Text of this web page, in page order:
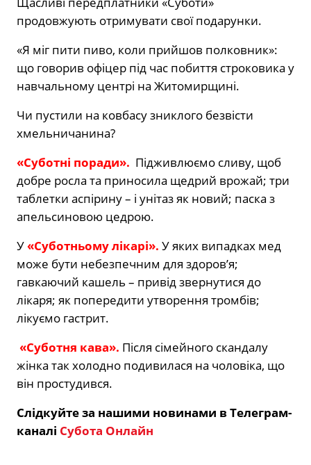
продовжують отримувати свої подарунки.
«Я міг пити пиво, коли прийшов полковник»:
що говорив офіцер під час побиття строковика у
навчальному центрі на Житомирщині.
Чи пустили на ковбасу зниклого безвісти
хмельничанина?
«Суботні поради». Підживлюємо сливу, щоб
добре росла та приносила щедрий врожай; три
таблетки аспірину – і унітаз як новий; паска з
апельсиновою цедрою.
У«Суботньому лікарі». У яких випадках мед
може бути небезпечним для здоров’я;
гавкаючий кашель – привід звернутися до
лікаря; як попередити утворення тромбів;
лікуємо гастрит.
«Суботня кава». Після сімейного скандалу
жінка так холодно подивилася на чоловіка, що
він простудився.
Слідкуйте за нашими новинами в Телеграм-
каналі Субота Онлайн